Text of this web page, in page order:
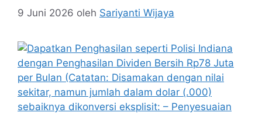
9 Juni 2026 oleh Sariyanti Wijaya